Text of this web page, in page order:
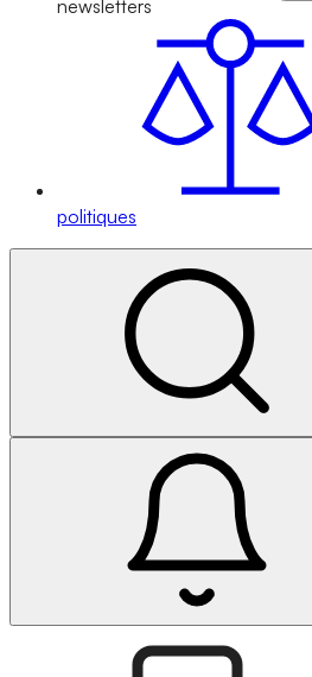
newsletters
politiques